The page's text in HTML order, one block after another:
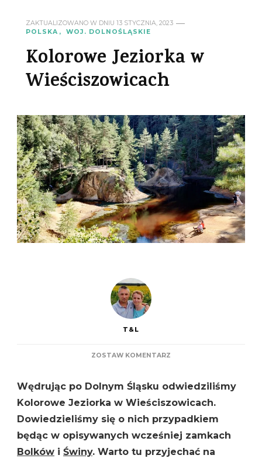
ZAKTUALIZOWANO W DNIU 13 STYCZNIA, 2023
POLSKA
WOJ. DOLNOŚLĄSKIE
Kolorowe Jeziorka w
Wieściszowicach
T&L
ZOSTAW KOMENTARZ
W
WIEŚCISZOWICACH
Wędrując po Dolnym Śląsku odwiedziliśmy
Kolorowe Jeziorka w Wieściszowicach.
Dowiedzieliśmy się o nich przypadkiem
będąc w opisywanych wcześniej zamkach
Bolków i Świny. Warto tu przyjechać na